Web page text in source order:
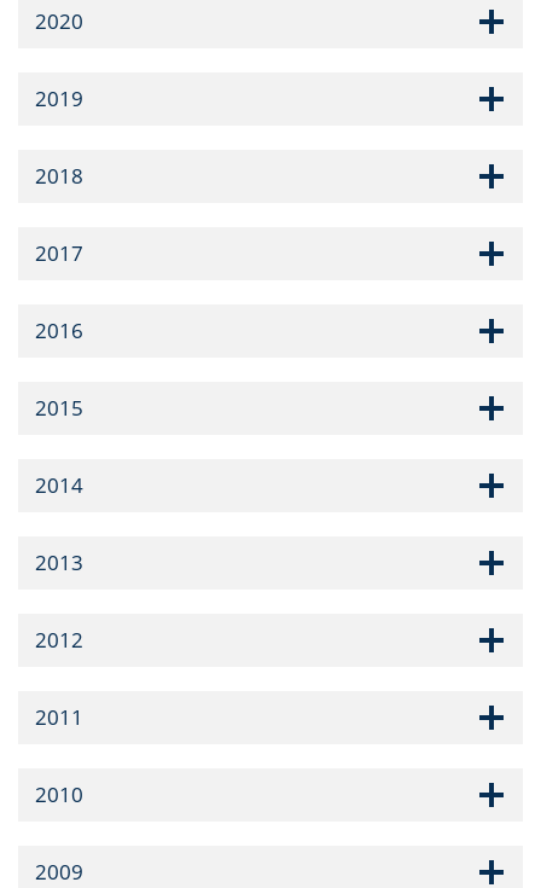
2020
2019
2018
2017
2016
2015
2014
2013
2012
2011
2010
2009